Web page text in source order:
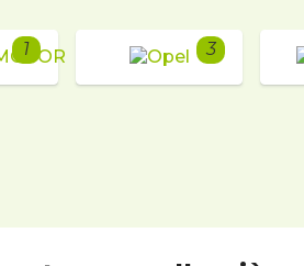
1 3